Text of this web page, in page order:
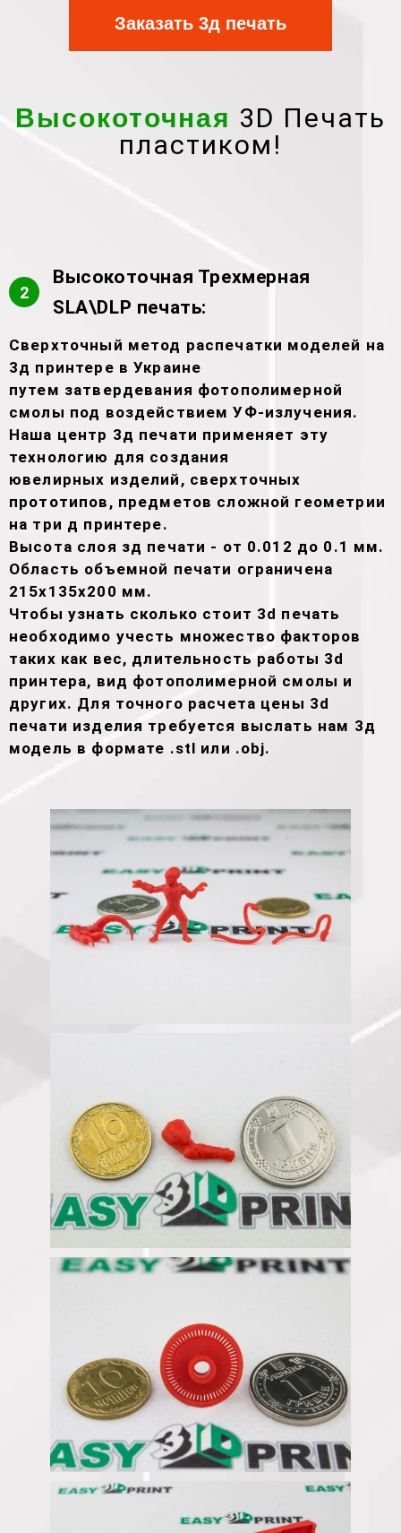
Заказать 3д печать
Высокоточная 3D Печать
пластиком!
2
Высокоточная Трехмерная
SLA\DLP печать:
Сверхточный метод распечатки моделей на
3д принтере в Украине
путем затвердевания фотополимерной
смолы под воздействием УФ-излучения.
Наша центр 3д печати применяет эту
технологию для создания
ювелирных изделий, сверхточных
прототипов, предметов сложной геометрии
на три д принтере.
Высота слоя зд печати - от 0.012 до 0.1 мм.
Область объемной печати ограничена
215х135х200 мм.
Чтобы узнать сколько стоит 3d печать
необходимо учесть множество факторов
таких как вес, длительность работы 3d
принтера, вид фотополимерной смолы и
других. Для точного расчета цены 3d
печати изделия требуется выслать нам 3д
модель в формате .stl или .obj.